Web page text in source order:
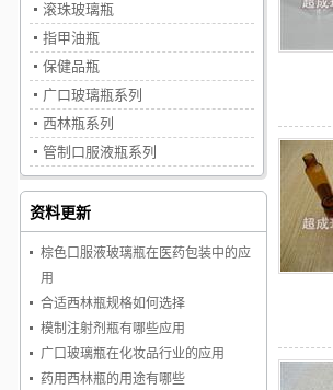
滚珠玻璃瓶
指甲油瓶
保健品瓶
广口玻璃瓶系列
西林瓶系列
管制口服液瓶系列
资料更新
棕色口服液玻璃瓶在医药包装中的应
用
合适西林瓶规格如何选择
模制注射剂瓶有哪些应用
广口玻璃瓶在化妆品行业的应用
药用西林瓶的用途有哪些